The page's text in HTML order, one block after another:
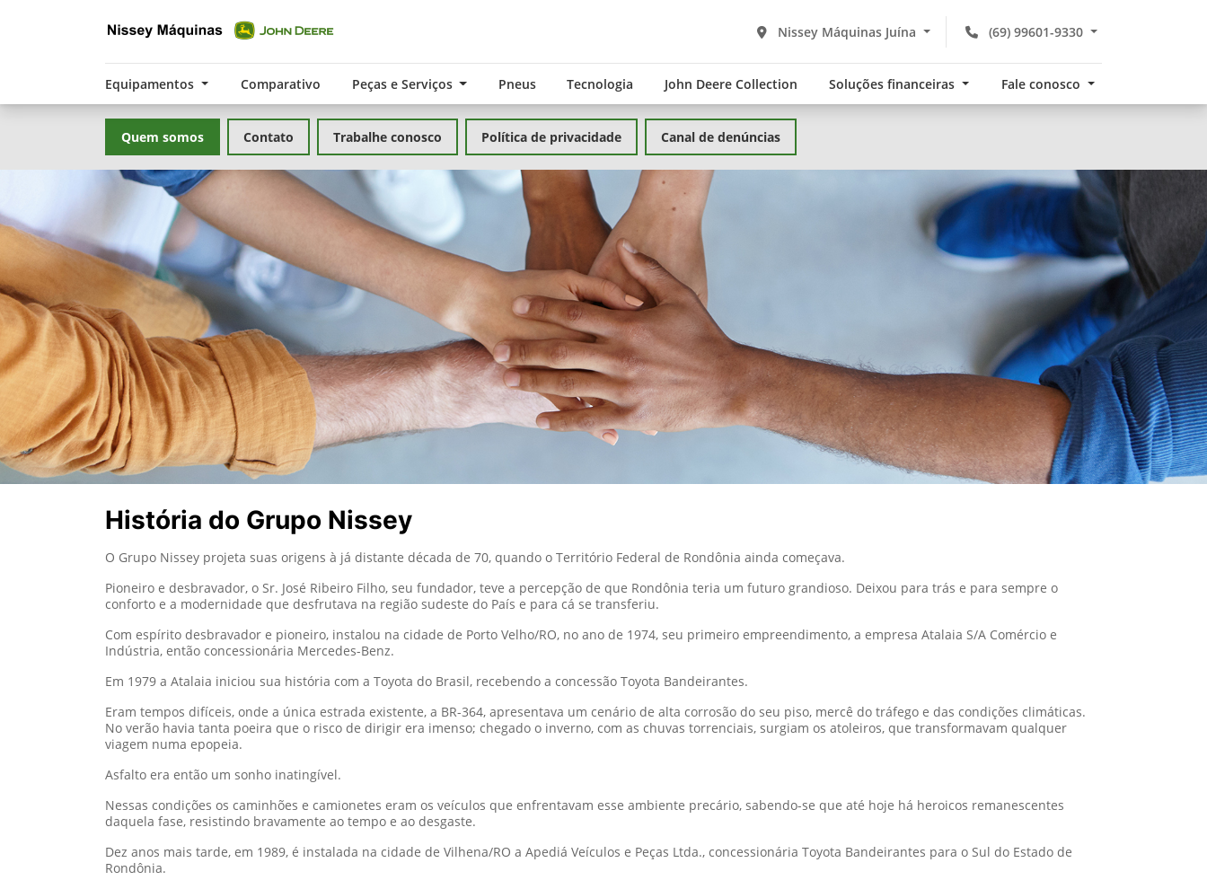
(69) 99601-9330
Nissey Máquinas Juína
Equipamentos Comparativo Peças e Serviços Pneus Tecnologia John Deere Collection Soluções financeiras Fale conosco
Quem somos Contato Trabalhe conosco Política de privacidade Canal de denúncias
História do Grupo Nissey
O Grupo Nissey projeta suas origens à já distante década de 70, quando o Território Federal de Rondônia ainda começava.
Pioneiro e desbravador, o Sr. José Ribeiro Filho, seu fundador, teve a percepção de que Rondônia teria um futuro grandioso. Deixou para trás e para sempre o
conforto e a modernidade que desfrutava na região sudeste do País e para cá se transferiu.
Com espírito desbravador e pioneiro, instalou na cidade de Porto Velho/RO, no ano de 1974, seu primeiro empreendimento, a empresa Atalaia S/A Comércio e
Indústria, então concessionária Mercedes-Benz.
Em 1979 a Atalaia iniciou sua história com a Toyota do Brasil, recebendo a concessão Toyota Bandeirantes.
Eram tempos difíceis, onde a única estrada existente, a BR-364, apresentava um cenário de alta corrosão do seu piso, mercê do tráfego e das condições climáticas.
No verão havia tanta poeira que o risco de dirigir era imenso; chegado o inverno, com as chuvas torrenciais, surgiam os atoleiros, que transformavam qualquer
viagem numa epopeia.
Asfalto era então um sonho inatingível.
Nessas condições os caminhões e camionetes eram os veículos que enfrentavam esse ambiente precário, sabendo-se que até hoje há heroicos remanescentes
daquela fase, resistindo bravamente ao tempo e ao desgaste.
Dez anos mais tarde, em 1989, é instalada na cidade de Vilhena/RO a Apediá Veículos e Peças Ltda., concessionária Toyota Bandeirantes para o Sul do Estado de
Rondônia.